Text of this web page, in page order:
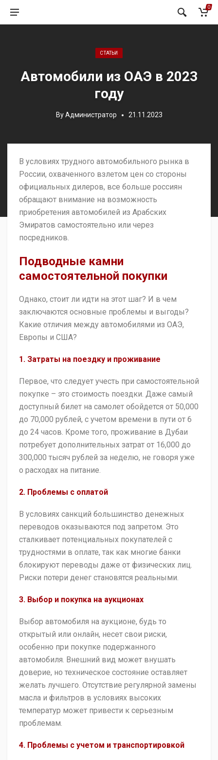
0
Posted in:
СТАТЬИ
Автомобили из ОАЭ в 2023
году
ByАдминистратор 21.11.2023
В условиях трудного автомобильного рынка в
России, охваченного взлетом цен со стороны
официальных дилеров, все больше россиян
обращают внимание на возможность
приобретения автомобилей из Арабских
Эмиратов самостоятельно или через
посредников.
Подводные камни
самостоятельной покупки
Однако, стоит ли идти на этот шаг? И в чем
заключаются основные проблемы и выгоды?
Какие отличия между автомобилями из ОАЭ,
Европы и США?
1. Затраты на поездку и проживание
Первое, что следует учесть при самостоятельной
покупке – это стоимость поездки. Даже самый
доступный билет на самолет обойдется от 50,000
до 70,000 рублей, с учетом времени в пути от 6
до 24 часов. Кроме того, проживание в Дубаи
потребует дополнительных затрат от 16,000 до
300,000 тысяч рублей за неделю, не говоря уже
о расходах на питание.
2. Проблемы с оплатой
В условиях санкций большинство денежных
переводов оказываются под запретом. Это
сталкивает потенциальных покупателей с
трудностями в оплате, так как многие банки
блокируют переводы даже от физических лиц.
Риски потери денег становятся реальными.
3. Выбор и покупка на аукционах
Выбор автомобиля на аукционе, будь то
открытый или онлайн, несет свои риски,
особенно при покупке подержанного
автомобиля. Внешний вид может внушать
доверие, но техническое состояние оставляет
желать лучшего. Отсутствие регулярной замены
масла и фильтров в условиях высоких
температур может привести к серьезным
проблемам.
4. Проблемы с учетом и транспортировкой